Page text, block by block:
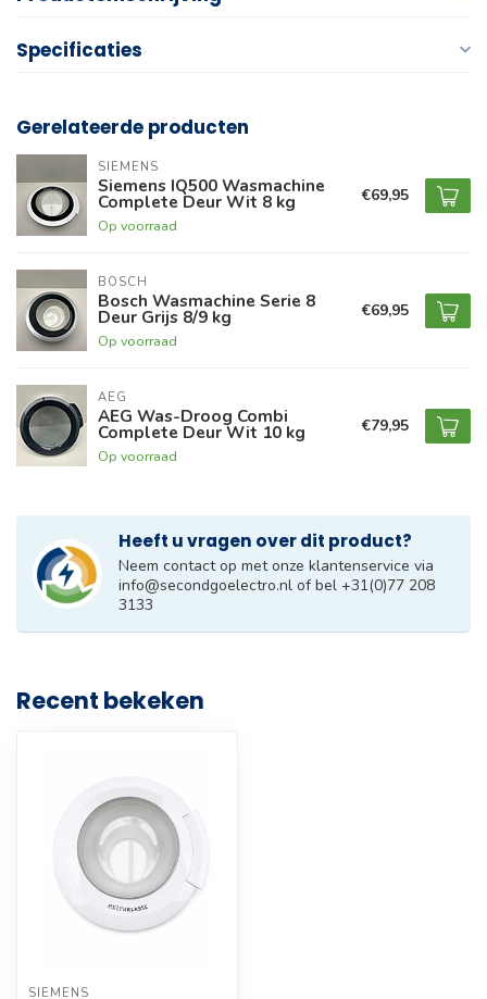
Specificaties
Gerelateerde producten
SIEMENS
Siemens IQ500 Wasmachine
Complete Deur Wit 8 kg
Op voorraad
€69,95
BOSCH
Bosch Wasmachine Serie 8
Deur Grijs 8/9 kg
Op voorraad
€69,95
AEG
AEG Was-Droog Combi
Complete Deur Wit 10 kg
Op voorraad
€79,95
Heeft u vragen over dit product?
Neem contact op met onze klantenservice via
info@secondgoelectro.nl of bel +31(0)77 208
3133
Recent bekeken
SIEMENS